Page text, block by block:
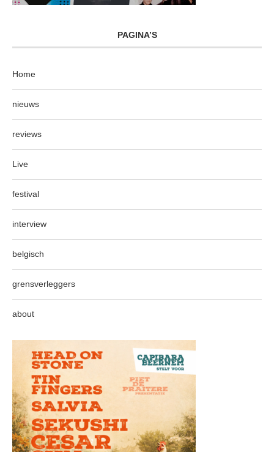
PAGINA’S
Home
nieuws
reviews
Live
festival
interview
belgisch
grensverleggers
about